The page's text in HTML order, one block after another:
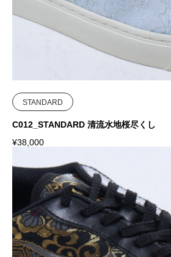
STANDARD
C012_STANDARD 清流水地桜尽くし
¥38,000